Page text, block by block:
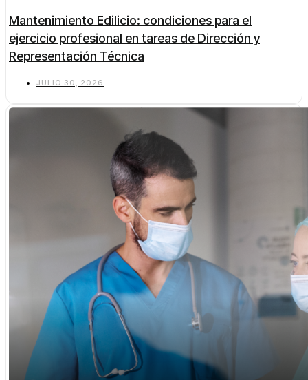
Mantenimiento Edilicio: condiciones para el
ejercicio profesional en tareas de Dirección y
Representación Técnica
JULIO 30, 2026